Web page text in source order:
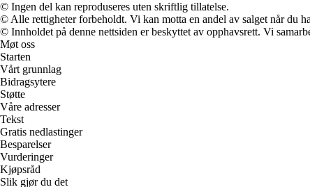
© Ingen del kan reproduseres uten skriftlig tillatelse.
© Alle rettigheter forbeholdt. Vi kan motta en andel av salget når du
© Innholdet på denne nettsiden er beskyttet av opphavsrett. Vi
Møt oss
Starten
Vårt grunnlag
Bidragsytere
Støtte
Våre adresser
Tekst
Gratis nedlastinger
Besparelser
Vurderinger
Kjøpsråd
Slik gjør du det